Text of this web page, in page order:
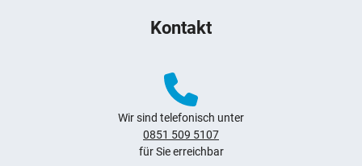
Kontakt
Wir sind telefonisch unter
0851 509 5107
für Sie erreichbar